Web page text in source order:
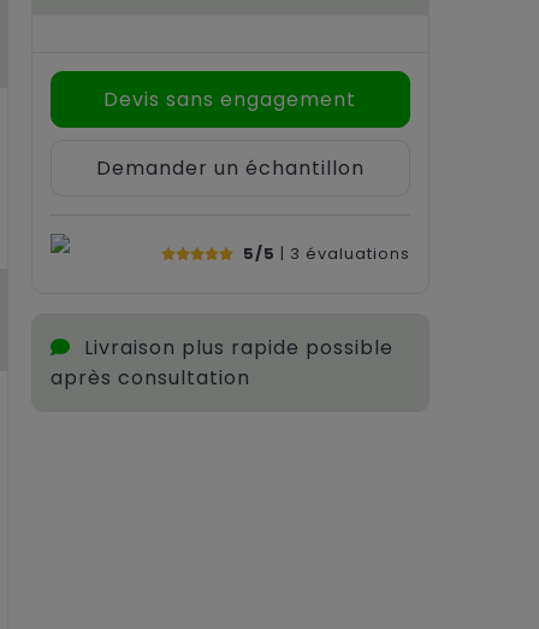
Devis sans engagement
Demander un échantillon
5/5 | 3 évaluations
Livraison plus rapide possible
après consultation